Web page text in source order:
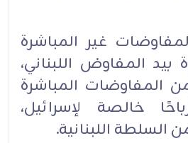
غير المباشرة
المفاوض اللبناني،
المفاوضات المباشرة
خالصة لإسرائيل،
السلطة اللبنانية.